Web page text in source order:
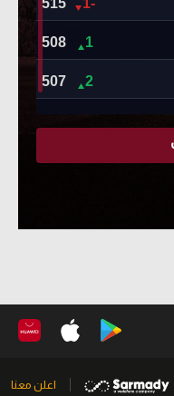
اعلن معنا